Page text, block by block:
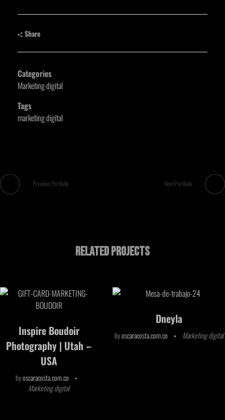
Share
Categories
Marketing digital
Tags
marketing digital
Previous Portfolio Next Portfolio
Related Projects
Inspire Boudoir
Photography | Utah –
USA
byoscaracosta.com.co
Marketing digital
Dneyla
byoscaracosta.com.co Marketing digital